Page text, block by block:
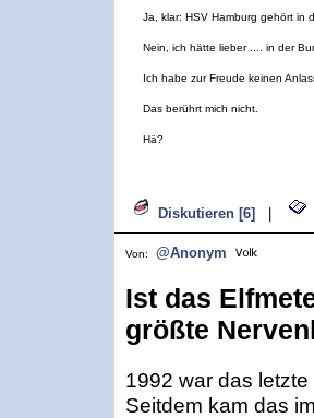
Ja, klar: HSV Hamburg gehört in
Nein, ich hätte lieber .... in der
Ich habe zur Freude keinen
Das berührt mich nicht.
Hä?
Diskutieren [6]
Von: @Anonym
Ist das
größte
1992 war das
Seitdem kam das